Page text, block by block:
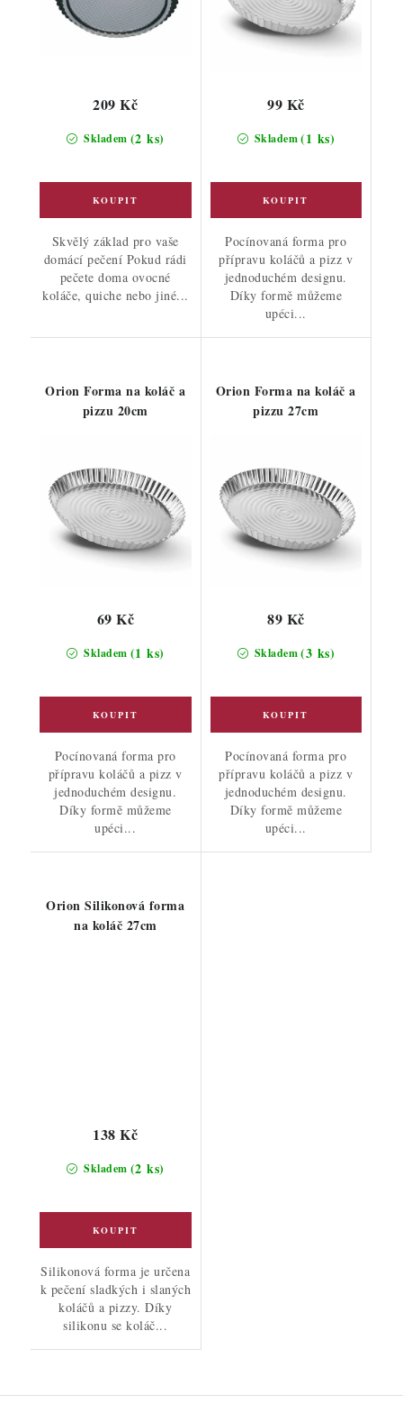
Skladem (2 ks)
209 Kč
Skvělý základ pro vaše
domácí pečení Pokud rádi
pečete doma ovocné
koláče, quiche nebo jiné...
Skladem(1 ks)
99 Kč
Pocínovaná forma pro
přípravu koláčů a pizz v
jednoduchém designu.
Díky formě můžeme
upéci...
Orion Forma na koláč a
pizzu 20cm
Skladem (1 ks)
69 Kč
Pocínovaná forma pro
přípravu koláčů a pizz v
jednoduchém designu.
Díky formě můžeme
upéci...
Orion Forma na koláč a
pizzu 27cm
Skladem(3 ks)
89 Kč
Pocínovaná forma pro
přípravu koláčů a pizz v
jednoduchém designu.
Díky formě můžeme
upéci...
Orion Silikonová forma
na koláč 27cm
Skladem (2 ks)
138 Kč
Silikonová forma je určena
k pečení sladkých i slaných
koláčů a pizzy. Díky
silikonu se koláč...